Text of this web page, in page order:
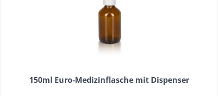
150ml Euro-Medizinflasche mit Dispenser